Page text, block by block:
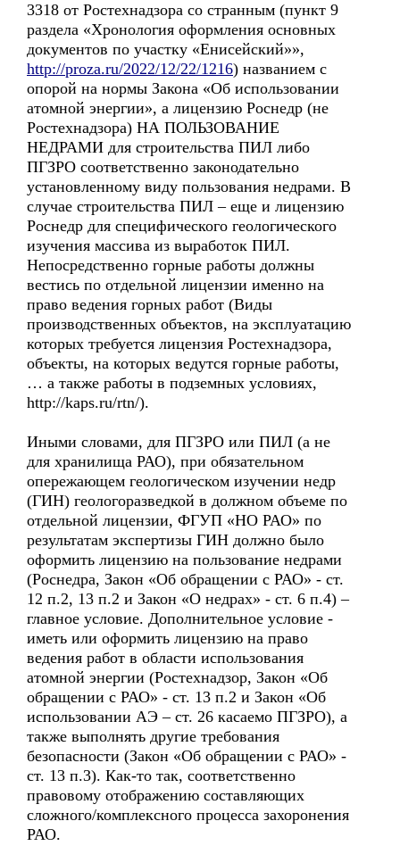
3318 от Ростехнадзора со странным (пункт 9
раздела «Хронология оформления основных
документов по участку «Енисейский»»,
http://proza.ru/2022/12/22/1216) названием с
опорой на нормы Закона «Об использовании
атомной энергии», а лицензию Роснедр (не
Ростехнадзора) НА ПОЛЬЗОВАНИЕ
НЕДРАМИ для строительства ПИЛ либо
ПГЗРО соответственно законодательно
установленному виду пользования недрами. В
случае строительства ПИЛ – еще и лицензию
Роснедр для специфического геологического
изучения массива из выработок ПИЛ.
Непосредственно горные работы должны
вестись по отдельной лицензии именно на
право ведения горных работ (Виды
производственных объектов, на эксплуатацию
которых требуется лицензия Ростехнадзора,
объекты, на которых ведутся горные работы,
… а также работы в подземных условиях,
http://kaps.ru/rtn/).
Иными словами, для ПГЗРО или ПИЛ (а не
для хранилища РАО), при обязательном
опережающем геологическом изучении недр
(ГИН) геологоразведкой в должном объеме по
отдельной лицензии, ФГУП «НО РАО» по
результатам экспертизы ГИН должно было
оформить лицензию на пользование недрами
(Роснедра, Закон «Об обращении с РАО» - ст.
12 п.2, 13 п.2 и Закон «О недрах» - ст. 6 п.4) –
главное условие. Дополнительное условие -
иметь или оформить лицензию на право
ведения работ в области использования
атомной энергии (Ростехнадзор, Закон «Об
обращении с РАО» - ст. 13 п.2 и Закон «Об
использовании АЭ – ст. 26 касаемо ПГЗРО), а
также выполнять другие требования
безопасности (Закон «Об обращении с РАО» -
ст. 13 п.3). Как-то так, соответственно
правовому отображению составляющих
сложного/комплексного процесса захоронения
РАО.